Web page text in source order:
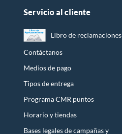
Servicio al cliente
Libro de reclamaciones
Contáctanos
Medios de pago
Tipos de entrega
Programa CMR puntos
Horario y tiendas
Bases legales de campañas y